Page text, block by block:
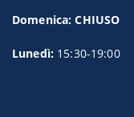
Domenica: CHIUSO
Lunedì: 15:30-19:00